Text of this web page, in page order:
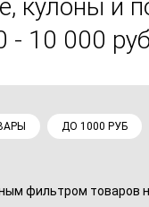
кулоны и
- 10 000
ДО 1000 РУБ
фильтром товаров